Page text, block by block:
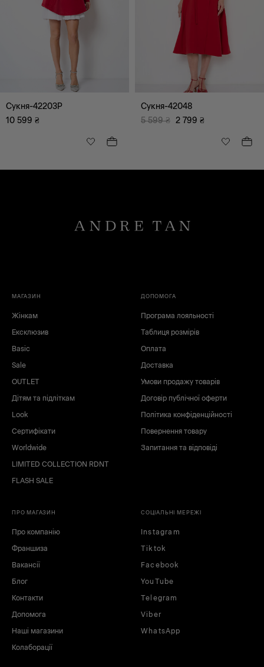
Сукня-42203P
10 599 ₴
Сукня-42048
5 599 ₴ 2 799 ₴
МАГАЗИН
Жінкам
Ексклюзив
Basic
Sale
OUTLET
Дітям та підліткам
Look
Сертифікати
Worldwide
LIMITED COLLECTION RDNT
FLASH SALE
ДОПОМОГА
Програма лояльності
Таблиця розмірів
Оплата
Доставка
Умови продажу товарів
Договір публічної оферти
Політика конфіденційності
Повернення товару
Запитання та відповіді
ПРО МАГАЗИН
Про компанію
Франшиза
Вакансії
Блог
Контакти
Допомога
Наші магазини
Колаборації
СОЦІАЛЬНІ МЕРЕЖІ
Instagram
Tiktok
Facebook
YouTube
Telegram
Viber
WhatsApp